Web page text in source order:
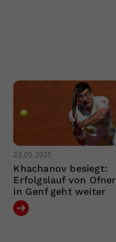
22.05.2025
Khachanov besiegt:
Erfolgslauf von Ofner
in Genf geht weiter